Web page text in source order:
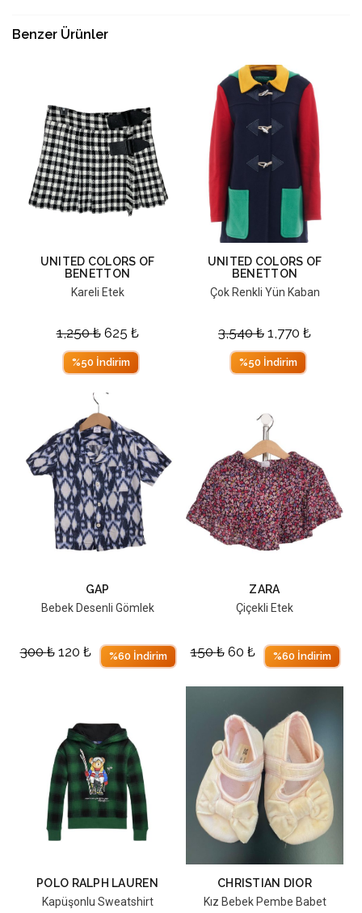
Benzer Ürünler
UNITED COLORS OF
BENETTON
Kareli Etek
1,250₺ 625 ₺
%50 İndirim
UNITED COLORS OF
BENETTON
Çok Renkli Yün Kaban
3,540₺ 1,770 ₺
%50 İndirim
GAP
Bebek Desenli Gömlek
300₺ 120 ₺ %60 İndirim
ZARA
Çiçekli Etek
150₺ 60 ₺ %60 İndirim
POLO RALPH LAUREN
Kapüşonlu Sweatshirt
CHRISTIAN DIOR
Kız Bebek Pembe Babet